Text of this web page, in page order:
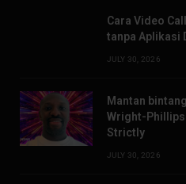
Cara Video
tanpa Aplikasi
JULY 30, 2026
Mantan
Wright-
Strictly
JULY 30, 2026